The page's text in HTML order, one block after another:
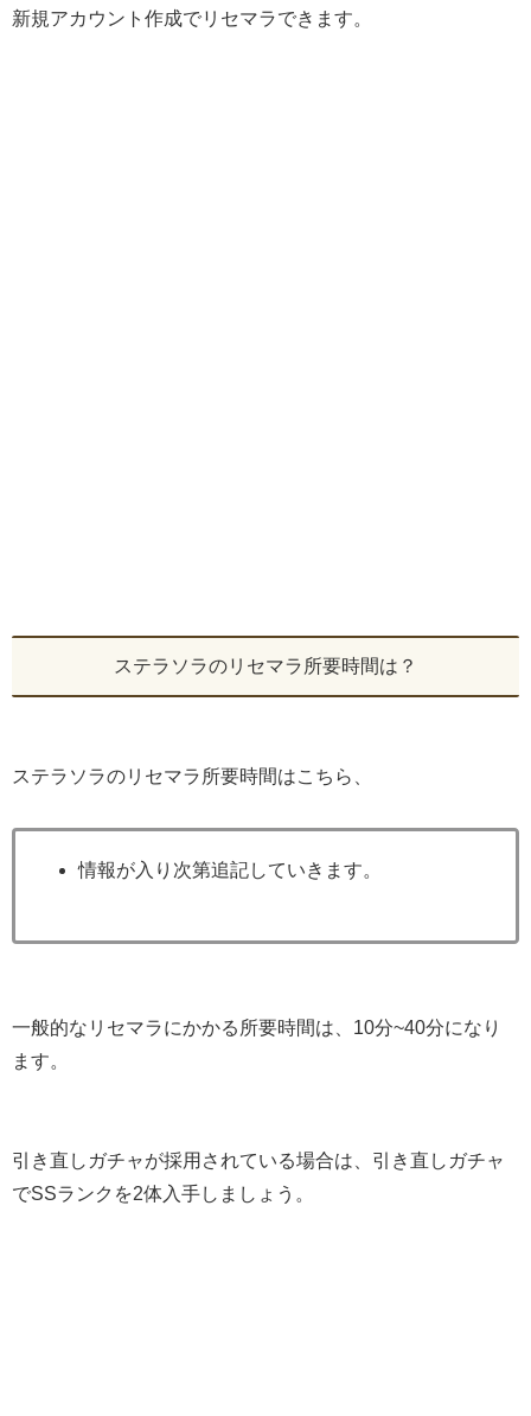
新規アカウント作成でリセマラできます。
ステラソラのリセマラ所要時間は？
ステラソラのリセマラ所要時間はこちら、
情報が入り次第追記していきます。
一般的なリセマラにかかる所要時間は、10分~40分になり
ます。
引き直しガチャが採用されている場合は、引き直しガチャ
でSSランクを2体入手しましょう。